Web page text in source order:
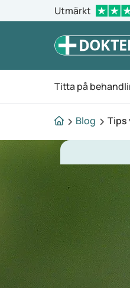
Utmärkt
Titta på
Blog Tips